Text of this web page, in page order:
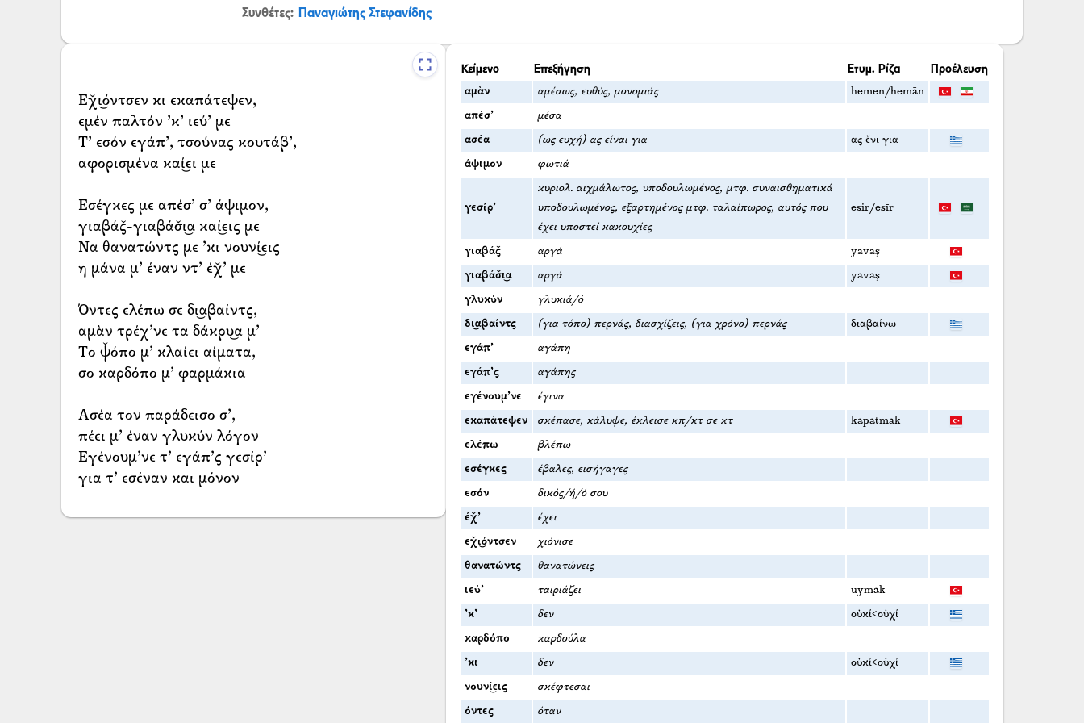
Συνθέτες: Παναγιώτης Στεφανίδης
Εχ̌ι͜όντσεν κι εκαπάτεψεν,
εμέν παλτόν ’κ’ ιεύ’ με
Τ’ εσόν εγάπ’, τσούνας κουτάβ’,
αφορισμένα καί͜ει με
Εσέγκες με απέσ’ σ’ άψιμον,
γιαβάς̌-γιαβάσ̌ι͜α καί͜εις με
Να θανατώντς με ’κι νουνί͜εις
η μάνα μ’ έναν ντ’ έχ̌’ με
Όντες ελέπω σε δι͜αβαίντς,
αμὰν τρέχ’νε τα δάκρυ͜α μ’
Το ψ̌όπο μ’ κλαίει αίματα,
σο καρδόπο μ’ φαρμάκια
Ασέα τον παράδεισο σ’,
πέει μ’ έναν γλυκύν λόγον
Εγένουμ’νε τ’ εγάπ’ς γεσίρ’
για τ’ εσέναν και μόνον
Κείμενο Επεξήγηση Ετυμ. Ρίζα Προέλευση
αμὰν αμέσως, ευθύς, μονομιάς hemen/hemān
απέσ’ μέσα
ασέα (ως ευχή) ας είναι για ας ἔνι για
άψιμον φωτιά
γεσίρ’
κυριολ. αιχμάλωτος, υποδουλωμένος, μτφ. συναισθηματικά
υποδουλωμένος, εξαρτημένος μτφ. ταλαίπωρος, αυτός που
έχει υποστεί κακουχίες
esir/esīr
γιαβάς̌ αργά yavaş
γιαβάσ̌ι͜α αργά yavaş
γλυκύν γλυκιά/ό
δι͜αβαίντς (για τόπο) περνάς, διασχίζεις, (για χρόνο) περνάς διαβαίνω
εγάπ’ αγάπη
εγάπ’ς αγάπης
εγένουμ’νε έγινα
εκαπάτεψεν σκέπασε, κάλυψε, έκλεισε κπ/κτ σε κτ kapatmak
ελέπω βλέπω
εσέγκες έβαλες, εισήγαγες
εσόν δικός/ή/ό σου
έχ̌’ έχει
εχ̌ι͜όντσεν χιόνισε
θανατώντς θανατώνεις
ιεύ’ ταιριάζει uymak
’κ’ δεν οὐκί<οὐχί
καρδόπο καρδούλα
’κι δεν οὐκί<οὐχί
νουνί͜εις σκέφτεσαι
όντες όταν